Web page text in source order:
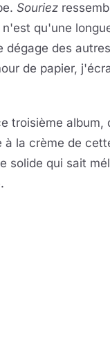
Souriez
n'est qu'une
dégage des
de papier,
troisième album,
la crème de
solide qui sait